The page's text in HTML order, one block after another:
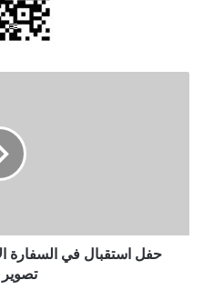
تصوير
الأفلامحفل استقبال في السفارة
تصوير